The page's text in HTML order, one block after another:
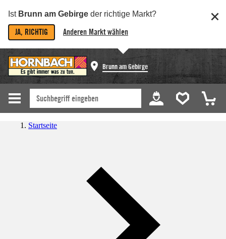
Ist Brunn am Gebirge der richtige Markt?
JA, RICHTIG Anderen Markt wählen
Brunn am Gebirge
Startseite